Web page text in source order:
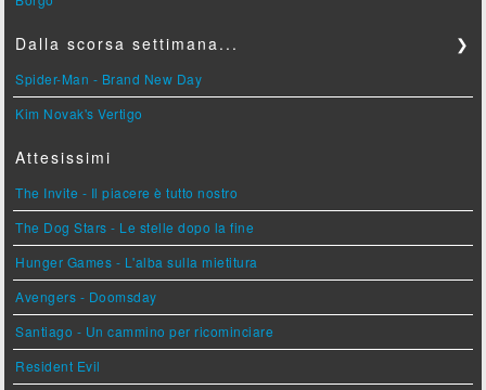
Dalla scorsa settimana... ❯
Spider-Man - Brand New Day
Kim Novak's Vertigo
Attesissimi
The Invite - Il piacere è tutto nostro
The Dog Stars - Le stelle dopo la fine
Hunger Games - L'alba sulla mietitura
Avengers - Doomsday
Santiago - Un cammino per ricominciare
Resident Evil